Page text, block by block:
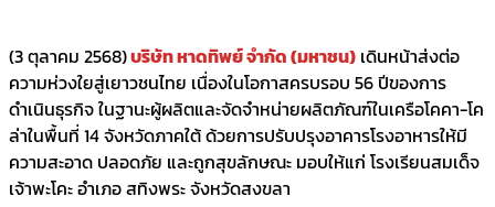
(3 ตุลาคม 2568)บริษัท หาดทิพย์ จำกัด (มหาชน) เดินหน้าส่งต่อ
ความห่วงใยสู่เยาวชนไทย เนื่องในโอกาสครบรอบ 56 ปีของการ
ดำเนินธุรกิจ ในฐานะผู้ผลิตและจัดจำหน่ายผลิตภัณฑ์ในเครือโคคา-โค
ล่าในพื้นที่ 14 จังหวัดภาคใต้ ด้วยการปรับปรุงอาคารโรงอาหารให้มี
ความสะอาด ปลอดภัย และถูกสุขลักษณะ มอบให้แก่ โรงเรียนสมเด็จ
เจ้าพะโคะ อำเภอ สทิงพระ จังหวัดสงขลา